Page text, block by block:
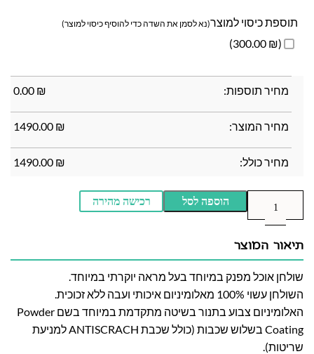
תוספת כיסוי למוצר(נא לסמן את השדה כדי להוסיף כיסוי למוצר)
(₪ 300.00)
מחיר תוספות: ₪
0.00
מחיר המוצר: ₪
1490.00
מחיר כולל: ₪
1490.00
הוספה לסל רכישה מהירה
תיאור המוצר
שולחן אוכל מפנק במיוחד בעל מראה יוקרתי במיוחד.
השולחן עשוי 100% מאלומיניום איכותי ועבה ללא זכוכית.
האלומיניום צבוע בתנור בשיטה מתקדמת במיוחד בשם Powder
Coating בשלוש שכבות (כולל שכבת ANTISCRACH למניעת
שריטות).